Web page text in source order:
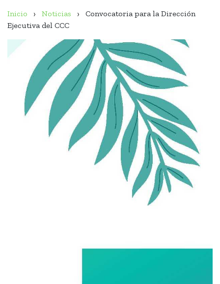
Inicio Noticias
Convocatoria para la Dirección
Ejecutiva del CCC